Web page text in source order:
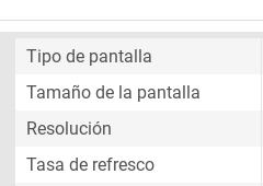
Tipo de pantalla
Tamaño de la pantalla
Resolución
Tasa de refresco